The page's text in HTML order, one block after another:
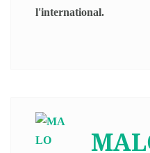
l'international.